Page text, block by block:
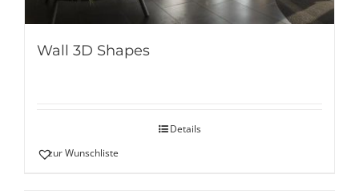
Wall 3D Shapes
Details
zur Wunschliste